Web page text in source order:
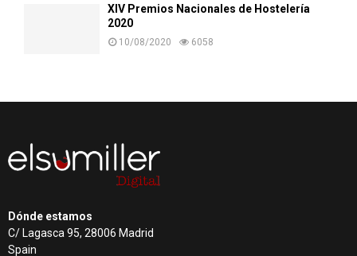
XIV Premios Nacionales de Hostelería
2020
10/08/2020 6058
Dónde estamos
C/ Lagasca 95, 28006 Madrid
Spain